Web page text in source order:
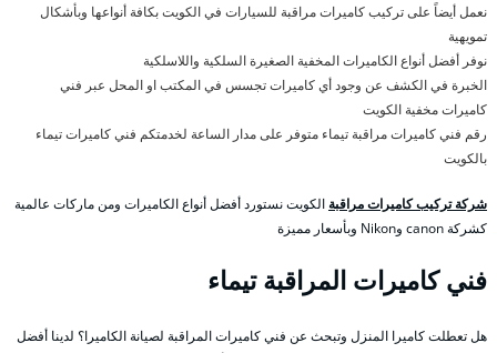
نعمل أيضاً على تركيب كاميرات مراقبة للسيارات في الكويت بكافة أنواعها وبأشكال
تمويهية
نوفر أفضل أنواع الكاميرات المخفية الصغيرة السلكية واللاسلكية
الخبرة في الكشف عن وجود أي كاميرات تجسس في المكتب او المحل عبر فني
كاميرات مخفية الكويت
رقم فني كاميرات مراقبة تيماء متوفر على مدار الساعة لخدمتكم فني كاميرات تيماء
بالكويت
شركة تركيب كاميرات مراقبة الكويت نستورد أفضل أنواع الكاميرات ومن ماركات عالمية
كشركة canon وNikon وبأسعار مميزة
فني كاميرات المراقبة تيماء
هل تعطلت كاميرا المنزل وتبحث عن فني كاميرات المراقبة لصيانة الكاميرا؟ لدينا أفضل